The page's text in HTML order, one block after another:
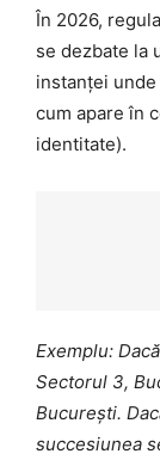
În 2026,
se dezbate la
instanței
cum apare în
identitate).
Exemplu:
Sectorul 3,
București.
succesiunea